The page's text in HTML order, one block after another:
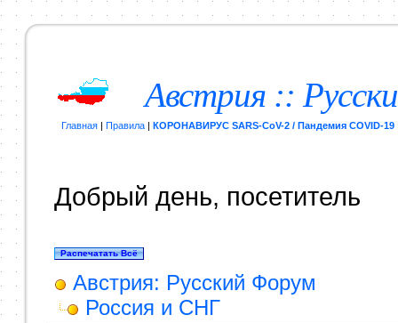
Австрия ::
Главная| Правила| КОРОНАВИРУС SARS-CoV-2 / Пандемия COVID-19
Добрый день, посетитель
Австрия: Русский Форум
Россия и СНГ